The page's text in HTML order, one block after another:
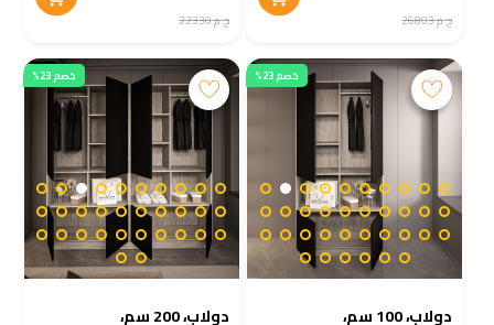
ج.م 26803 ج.م 22330
خصم 23%
دولاب، 100 سم،
خصم 23%
دولاب، 200 سم،